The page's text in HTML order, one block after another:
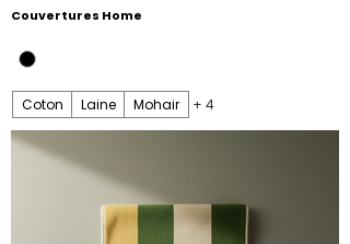
Couvertures Home
Coton Laine Mohair + 4